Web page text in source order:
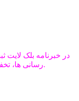
در خبرنامه بلک لایت
رسانی ها، تخفیف ها و پیشنهادات ویژه ما مطلع می شوید.